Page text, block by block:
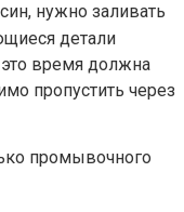
нужно заливать
детали
время должна
пропустить через
промывочного